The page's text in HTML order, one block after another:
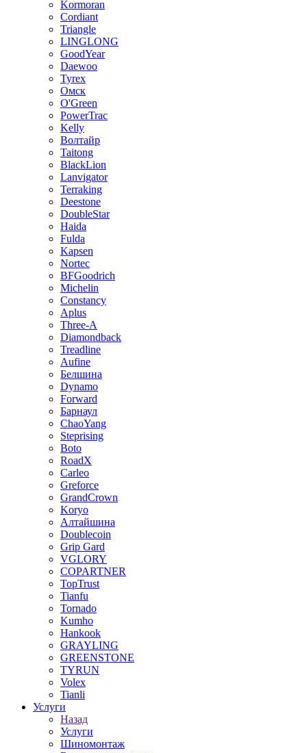
Kormoran
Cordiant
Triangle
LINGLONG
GoodYear
Daewoo
Tyrex
Омск
O'Green
PowerTrac
Kelly
Волтайр
Taitong
BlackLion
Lanvigator
Terraking
Deestone
DoubleStar
Haida
Fulda
Kapsen
Nortec
BFGoodrich
Michelin
Constancy
Aplus
Three-A
Diamondback
Treadline
Aufine
Белшина
Dynamo
Forward
Барнаул
ChaoYang
Steprising
Boto
RoadX
Carleo
Greforce
GrandCrown
Koryo
Алтайшина
Doublecoin
Grip Gard
VGLORY
COPARTNER
TopTrust
Tianfu
Tornado
Kumho
Hankook
GRAYLING
GREENSTONE
TYRUN
Volex
Tianli
Услуги
Назад
Услуги
Шиномонтаж